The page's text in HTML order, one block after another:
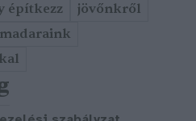
építkezz
jövőnkről
madaraink